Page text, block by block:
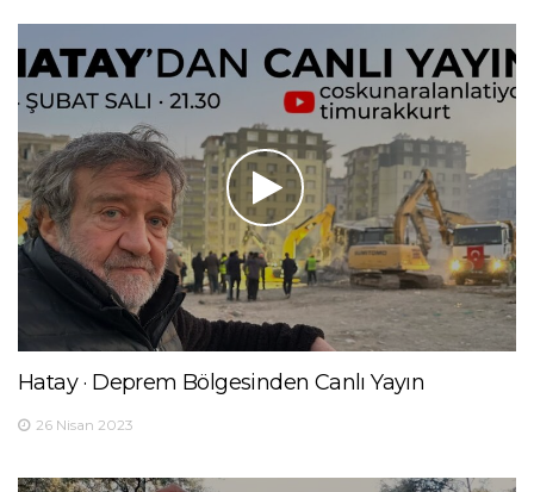
Hatay · Deprem Bölgesinden Canlı Yayın
26 Nisan 2023